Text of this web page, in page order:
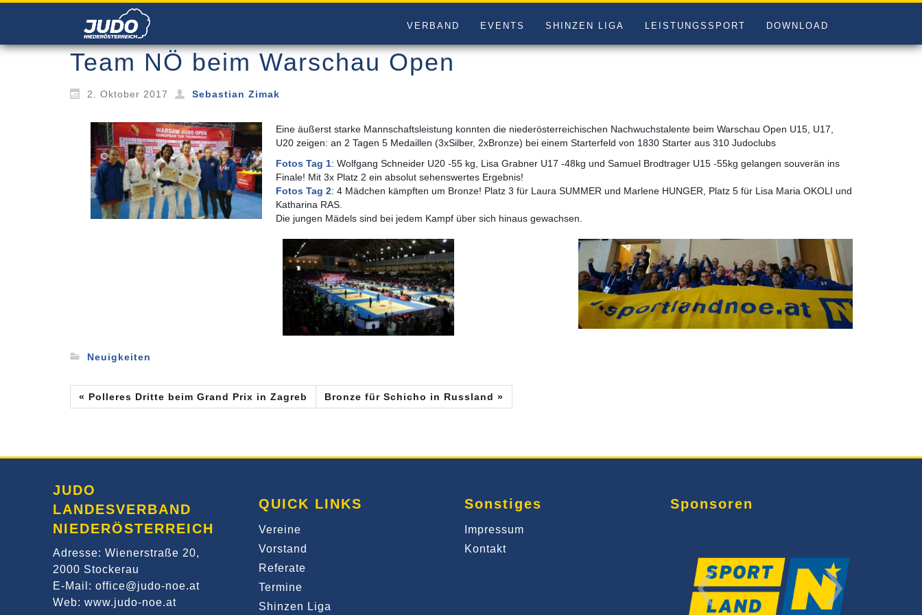
VERBAND EVENTS SHINZEN LIGA LEISTUNGSSPORT DOWNLOAD
Team NÖ beim Warschau Open
2. Oktober 2017 Sebastian Zimak
Eine äußerst starke Mannschaftsleistung konnten die niederösterreichischen Nachwuchstalente beim Warschau Open U15, U17,
U20zeigen: an 2 Tagen 5 Medaillen (3xSilber, 2xBronze) bei einem Starterfeld von 1830 Starter aus 310 Judoclubs
Fotos Tag 1: Wolfgang Schneider U20 -55 kg, Lisa Grabner U17 -48kg und Samuel Brodtrager U15 -55kg gelangen souverän ins
Finale! Mit 3x Platz 2 ein absolut sehenswertes Ergebnis!
Fotos Tag 2: 4 Mädchen kämpften um Bronze! Platz 3 für Laura SUMMER und Marlene HUNGER, Platz 5 für Lisa Maria OKOLI und
Katharina RAS.
Die jungen Mädels sind bei jedem Kampf über sich hinaus gewachsen.
Neuigkeiten
« Polleres Dritte beim Grand Prix in Zagreb Bronze für Schicho in Russland »
JUDO
LANDESVERBAND
NIEDERÖSTERREICH
Adresse: Wienerstraße 20,
2000 Stockerau
E-Mail: office@judo-noe.at
Web: www.judo-noe.at
QUICK LINKS
Vereine
Vorstand
Referate
Termine
Shinzen Liga
Sonstiges
Impressum
Kontakt
Sponsoren